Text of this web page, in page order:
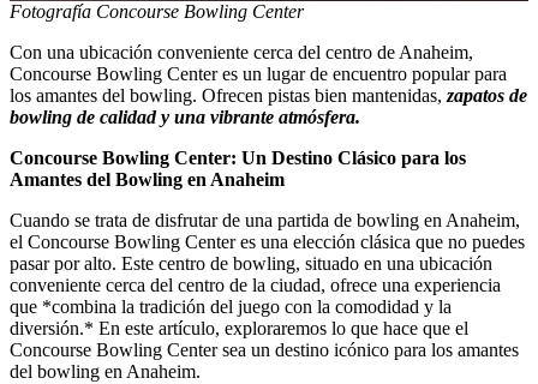
Fotografía Concourse Bowling Center
Con una ubicación conveniente cerca del centro de Anaheim,
Concourse Bowling Center es un lugar de encuentro popular para
los amantes del bowling. Ofrecen pistas bien mantenidas,zapatos de
bowling de calidad y una vibrante atmósfera.
Concourse Bowling Center: Un Destino Clásico para los
Amantes del Bowling en Anaheim
Cuando se trata de disfrutar de una partida de bowling en Anaheim,
el Concourse Bowling Center es una elección clásica que no puedes
pasar por alto. Este centro de bowling, situado en una ubicación
conveniente cerca del centro de la ciudad, ofrece una experiencia
que *combina la tradición del juego con la comodidad y la
diversión.* En este artículo, exploraremos lo que hace que el
Concourse Bowling Center sea un destino icónico para los amantes
del bowling en Anaheim.